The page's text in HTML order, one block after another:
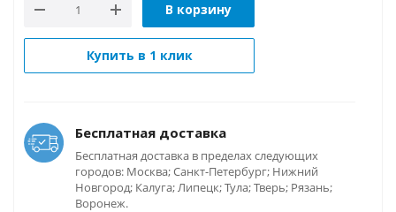
В корзину
Купить в 1 клик
Бесплатная доставка
Бесплатная доставка в пределах следующих
городов: Москва; Санкт-Петербург; Нижний
Новгород; Калуга; Липецк; Тула; Тверь; Рязань;
Воронеж.